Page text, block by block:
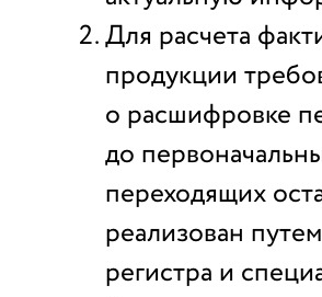
Для расчета
продукции
о расшифровке
до
переходящих
реализован
регистра и